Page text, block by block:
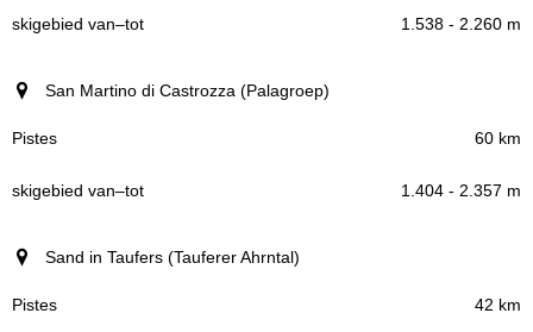
1.538 - 2.260 m
San Martino di Castrozza (Palagroep)
60 km
1.404 - 2.357 m
Sand in Taufers (Tauferer Ahrntal)
42 km